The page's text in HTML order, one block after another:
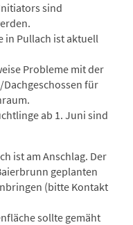
sind
in Pullach ist aktuell
Probleme mit der
für
ab 1. Juni sind
ist am Anschlag. Der
geplanten
(bitte Kontakt
sollte gemäht